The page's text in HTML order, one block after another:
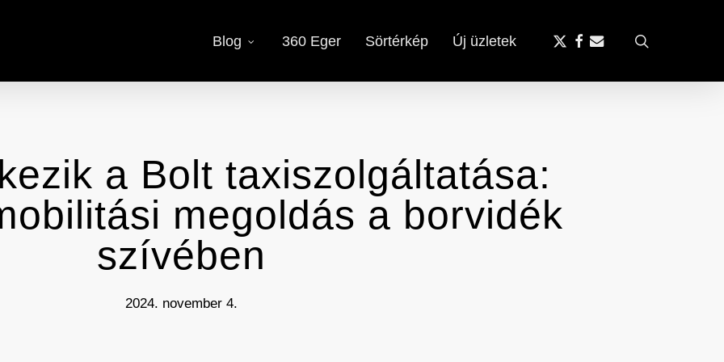
Blog 360 Eger Sörtérkép Új üzletek
x-
facebook
email
a Bolt taxiszolgáltatása:
megoldás a borvidék
szívében
2024. november 4.